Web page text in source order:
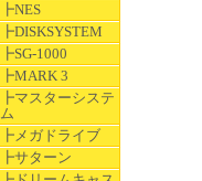
┣NES
┣DISKSYSTEM
┣SG-1000
┣MARK 3
┣マスターシステ
ム
┣メガドライブ
┣サターン